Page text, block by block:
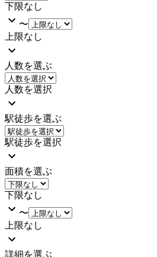
下限なし
〜
上限なし
人数を選ぶ
人数を選択
駅徒歩を選ぶ
駅徒歩を選択
面積を選ぶ
下限なし
〜
上限なし
詳細を選ぶ